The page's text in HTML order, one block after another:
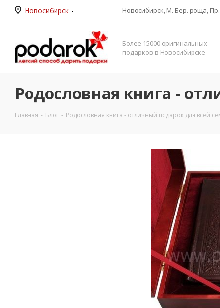
Новосибирск Новосибирск, М. Бер. роща, Пр.
Более 15000 оригинальных
подарков в Новосибирске
Родословная книга -
Главная - Блог - Родословная книга - отличный подарок для всей